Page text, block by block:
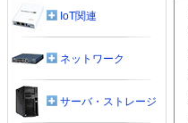
IoT関連
ネットワーク
サーバ・ストレージ